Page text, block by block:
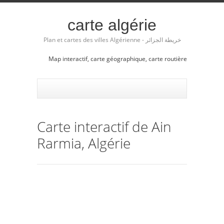
carte algérie
Plan et cartes des villes Algérienne - خريطة الجزائر
Map interactif, carte géographique, carte routière
Carte interactif de Ain
Rarmia, Algérie